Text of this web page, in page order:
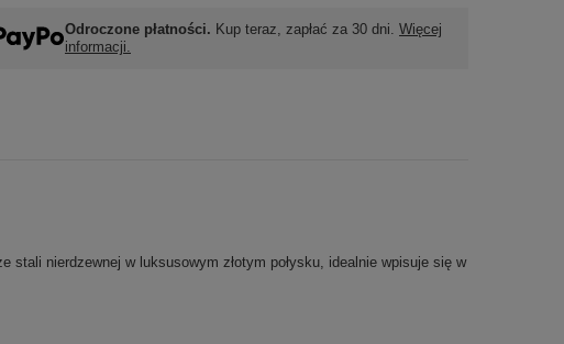
Odroczone płatności. Kup teraz, zapłać za 30 dni. Więcej
informacji.
nierdzewnej w luksusowym złotym połysku, idealnie wpisuje się w